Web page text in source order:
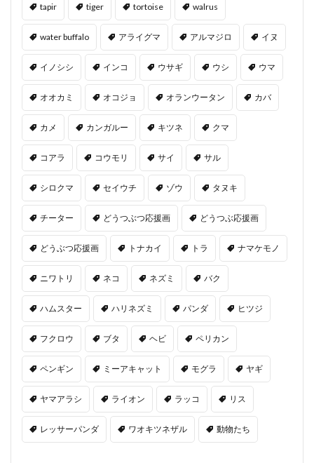
tapir tiger tortoise walrus
water buffalo アライグマ アルマジロ イヌ
イノシシ インコ ウサギ ウシ ウマ
オオカミ オコジョ オランウータン カバ
カメ カンガルー キツネ クマ
コアラ コウモリ サイ サル
シロクマ セイウチ ゾウ タヌキ
チーター どうつぶつ応援画 どうつぶ応援画
どうぶつ応援画 トナカイ トラ ナマケモノ
ニワトリ ネコ ネズミ バク
ハムスター ハリネズミ パンダ ヒツジ
フクロウ ブタ ヘビ ペリカン
ペンギン ミーアキャット モグラ ヤギ
ヤマアラシ ライオン ラッコ リス
レッサーパンダ ワオキツネザル 動物たち